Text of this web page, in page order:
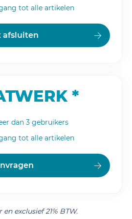
tot alle artikelen
afsluiten
*
dan 3 gebruikers
tot alle artikelen
exclusief 21% BTW.